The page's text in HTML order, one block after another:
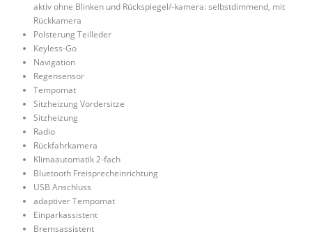
aktiv ohne Blinken und Rückspiegel/-kamera: selbstdimmend, mit
Rückkamera
Polsterung Teilleder
Keyless-Go
Navigation
Regensensor
Tempomat
Sitzheizung Vordersitze
Sitzheizung
Radio
Rückfahrkamera
Klimaautomatik 2-fach
Bluetooth Freisprecheinrichtung
USB Anschluss
adaptiver Tempomat
Einparkassistent
Bremsassistent